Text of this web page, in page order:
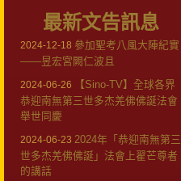
最新文告訊息
2024-12-18 參加聖考八風大陣紀實
——昱宏宮闕仁波且
2024-06-26
【Sino-TV】全球各界
恭迎南無第三世多杰羌佛佛誕法會
舉世同慶
2024-06-23 2024年「恭迎南無第三
世多杰羌佛佛誕」法會上翟芒尊者
的講話